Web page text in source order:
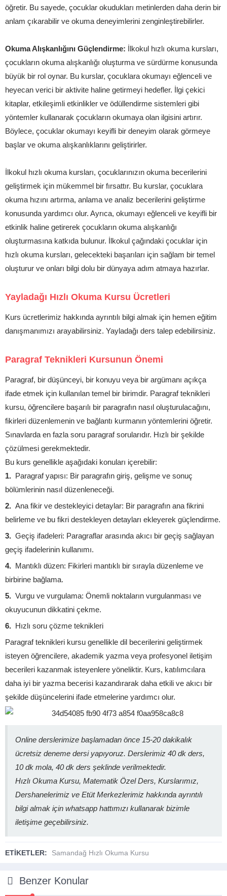
öğretir. Bu sayede, çocuklar okudukları metinlerden daha derin bir
anlam çıkarabilir ve okuma deneyimlerini zenginleştirebilirler.
Okuma Alışkanlığını Güçlendirme: İlkokul hızlı okuma kursları,
çocukların okuma alışkanlığı oluşturma ve sürdürme konusunda
büyük bir rol oynar. Bu kurslar, çocuklara okumayı eğlenceli ve
heyecan verici bir aktivite haline getirmeyi hedefler. İlgi çekici
kitaplar, etkileşimli etkinlikler ve ödüllendirme sistemleri gibi
yöntemler kullanarak çocukların okumaya olan ilgisini artırır.
Böylece, çocuklar okumayı keyifli bir deneyim olarak görmeye
başlar ve okuma alışkanlıklarını geliştirirler.
İlkokul hızlı okuma kursları, çocuklarınızın okuma becerilerini
geliştirmek için mükemmel bir fırsattır. Bu kurslar, çocuklara
okuma hızını artırma, anlama ve analiz becerilerini geliştirme
konusunda yardımcı olur. Ayrıca, okumayı eğlenceli ve keyifli bir
etkinlik haline getirerek çocukların okuma alışkanlığı
oluşturmasına katkıda bulunur. İlkokul çağındaki çocuklar için
hızlı okuma kursları, gelecekteki başarıları için sağlam bir temel
oluşturur ve onları bilgi dolu bir dünyaya adım atmaya hazırlar.
Yayladağı Hızlı Okuma Kursu Ücretleri
Kurs ücretlerimiz hakkında ayrıntılı bilgi almak için hemen eğitim
danışmanımızı arayabilirsiniz. Yayladağı ders talep edebilirsiniz.
Paragraf Teknikleri Kursunun Önemi
Paragraf, bir düşünceyi, bir konuyu veya bir argümanı açıkça
ifade etmek için kullanılan temel bir birimdir. Paragraf teknikleri
kursu, öğrencilere başarılı bir paragrafın nasıl oluşturulacağını,
fikirleri düzenlemenin ve bağlantı kurmanın yöntemlerini öğretir.
Sınavlarda en fazla soru paragraf sorularıdır. Hızlı bir şekilde
çözülmesi gerekmektedir.
Bu kurs genellikle aşağıdaki konuları içerebilir:
Paragraf yapısı: Bir paragrafın giriş, gelişme ve sonuç
bölümlerinin nasıl düzenleneceği.
Ana fikir ve destekleyici detaylar: Bir paragrafın ana fikrini
belirleme ve bu fikri destekleyen detayları ekleyerek güçlendirme.
Geçiş ifadeleri: Paragraflar arasında akıcı bir geçiş sağlayan
geçiş ifadelerinin kullanımı.
Mantıklı düzen: Fikirleri mantıklı bir sırayla düzenleme ve
birbirine bağlama.
Vurgu ve vurgulama: Önemli noktaların vurgulanması ve
okuyucunun dikkatini çekme.
Hızlı soru çözme teknikleri
Paragraf teknikleri kursu genellikle dil becerilerini geliştirmek
isteyen öğrencilere, akademik yazma veya profesyonel iletişim
becerileri kazanmak isteyenlere yöneliktir. Kurs, katılımcılara
daha iyi bir yazma becerisi kazandırarak daha etkili ve akıcı bir
şekilde düşüncelerini ifade etmelerine yardımcı olur.
Online derslerimize başlamadan önce 15-20 dakikalık
ücretsiz deneme dersi yapıyoruz. Derslerimiz 40 dk ders,
10 dk mola, 40 dk ders şeklinde verilmektedir.
Hızlı Okuma Kursu, Matematik Özel Ders, Kurslarımız,
Dershanelerimiz ve Etüt Merkezlerimiz hakkında ayrıntılı
bilgi almak için whatsapp hattımızı kullanarak bizimle
iletişime geçebilirsiniz.
ETİKETLER: Samandağ Hızlı Okuma Kursu
Benzer Konular